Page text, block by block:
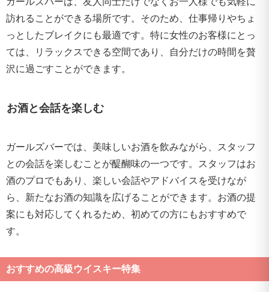
訪れることができる場所です。そのため、仕事帰りやちょ
っとしたブレイクにも最適です。特に女性のお客様にとっ
ては、リラックスできる空間であり、自分だけの時間を贅
沢に過ごすことができます。
お酒と会話を楽しむ
ガールズバーでは、美味しいお酒を飲みながら、スタッフ
との会話を楽しむことが醍醐味の一つです。スタッフはお
酒のプロでもあり、楽しい会話やアドバイスを受けなが
ら、新たなお酒の知識を広げることができます。お酒の提
案にも対応してくれるため、初めての方にもおすすめで
す。
おすすめの高級ウイスキー特集